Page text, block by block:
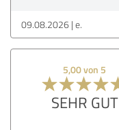
09.08.2026 e.
5,00 von 5
SEHR GUT